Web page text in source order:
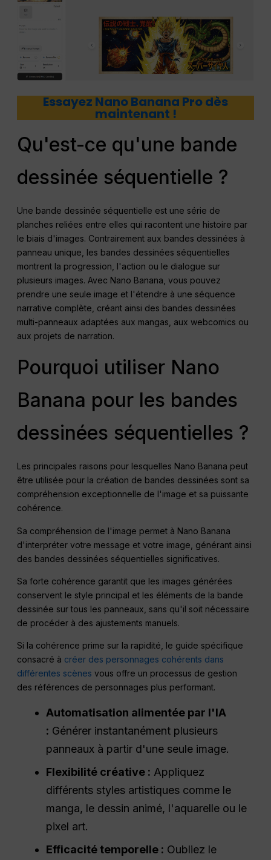
Essayez Nano Banana Pro dès
maintenant !
Qu'est-ce qu'une bande
dessinée séquentielle ?
Une bande dessinée séquentielle est une série de
planches reliées entre elles qui racontent une histoire par
le biais d'images. Contrairement aux bandes dessinées à
panneau unique, les bandes dessinées séquentielles
montrent la progression, l'action ou le dialogue sur
plusieurs images. Avec Nano Banana, vous pouvez
prendre une seule image et l'étendre à une séquence
narrative complète, créant ainsi des bandes dessinées
multi-panneaux adaptées aux mangas, aux webcomics ou
aux projets de narration.
Pourquoi utiliser Nano
Banana pour les bandes
dessinées séquentielles ?
Les principales raisons pour lesquelles Nano Banana peut
être utilisée pour la création de bandes dessinées sont sa
compréhension exceptionnelle de l'image et sa puissante
cohérence.
Sa compréhension de l'image permet à Nano Banana
d'interpréter votre message et votre image, générant ainsi
des bandes dessinées séquentielles significatives.
Sa forte cohérence garantit que les images générées
conservent le style principal et les éléments de la bande
dessinée sur tous les panneaux, sans qu'il soit nécessaire
de procéder à des ajustements manuels.
Si la cohérence prime sur la rapidité, le guide spécifique
consacré à créer des personnages cohérents dans
différentes scènes vous offre un processus de gestion
des références de personnages plus performant.
Automatisation alimentée par l'IA
: Générer instantanément plusieurs
panneaux à partir d'une seule image.
Flexibilité créative : Appliquez
différents styles artistiques comme le
manga, le dessin animé, l'aquarelle ou le
pixel art.
Efficacité temporelle : Oubliez le